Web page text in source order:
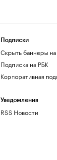
Подписки
Скрыть баннеры
Подписка на РБК
Корпоративная
Уведомления
RSS Новости